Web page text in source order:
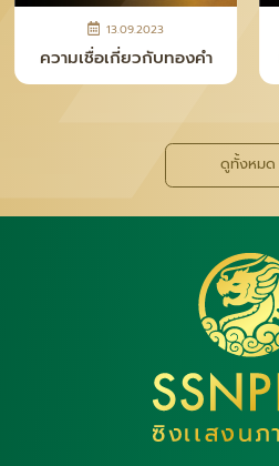
13.09.2023
ความเชื่อเกี่ยวกับทองคำ
ดูทั้งหมด